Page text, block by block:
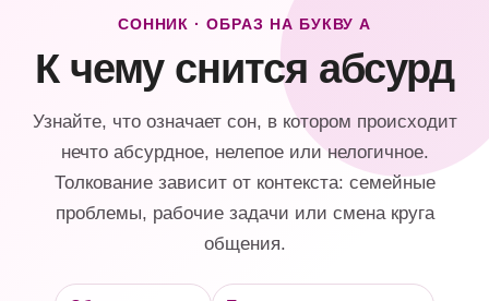
СОННИК · ОБРАЗ НА БУКВУ А
К чему снится абсурд
Узнайте, что означает сон, в котором происходит
нечто абсурдное, нелепое или нелогичное.
Толкование зависит от контекста: семейные
проблемы, рабочие задачи или смена круга
общения.